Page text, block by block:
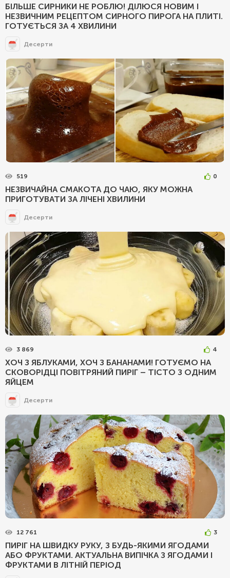
БІЛЬШЕ СИРНИКИ НЕ РОБЛЮ! ДІЛЮСЯ НОВИМ І
НЕЗВИЧНИМ РЕЦЕПТОМ СИРНОГО ПИРОГА НА ПЛИТІ.
ГОТУЄТЬСЯ ЗА 4 ХВИЛИНИ
Десерти
519 0
НЕЗВИЧАЙНА СМАКОТА ДО ЧАЮ, ЯКУ МОЖНА
ПРИГОТУВАТИ ЗА ЛІЧЕНІ ХВИЛИНИ
Десерти
3 869 4
ХОЧ З ЯБЛУКАМИ, ХОЧ З БАНАНАМИ! ГОТУЄМО НА
СКОВОРІДЦІ ПОВІТРЯНИЙ ПИРІГ – ТІСТО З ОДНИМ
ЯЙЦЕМ
Десерти
12 761 3
ПИРІГ НА ШВИДКУ РУКУ, З БУДЬ-ЯКИМИ ЯГОДАМИ
АБО ФРУКТАМИ. АКТУАЛЬНА ВИПІЧКА З ЯГОДАМИ І
ФРУКТАМИ В ЛІТНІЙ ПЕРІОД